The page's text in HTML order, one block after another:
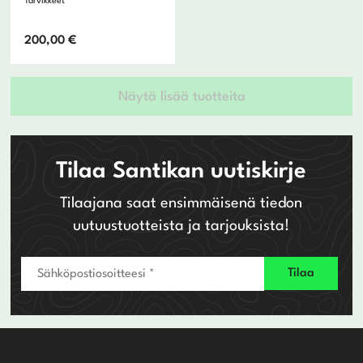
200,00€
Näytä lisää tuotteita
Tilaa Santikan uutiskirje
Tilaajana saat ensimmäisenä tiedon
uutuustuotteista ja tarjouksista!